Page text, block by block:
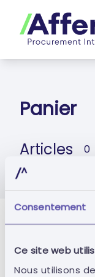
Consentement
Ce site web
Nous utilisons
Panier
Articles 0
Résumer
Total